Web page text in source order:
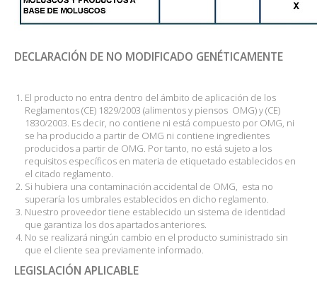
DECLARACIÓN DE NO MODIFICADO GENÉTICAMENTE
El producto no entra dentro del ámbito de aplicación de los
Reglamentos (CE) 1829/2003 (alimentos y piensos OMG) y (CE)
1830/2003. Es decir, no contiene ni está compuesto por OMG, ni
se ha producido a partir de OMG ni contiene ingredientes
producidos a partir de OMG. Por tanto, no está sujeto a los
requisitos específicos en materia de etiquetado establecidos en
el citado reglamento.
Si hubiera una contaminación accidental de OMG, esta no
superaría los umbrales establecidos en dicho reglamento.
Nuestro proveedor tiene establecido un sistema de identidad
que garantiza los dos apartados anteriores.
No se realizará ningún cambio en el producto suministrado sin
que el cliente sea previamente informado.
LEGISLACIÓN APLICABLE